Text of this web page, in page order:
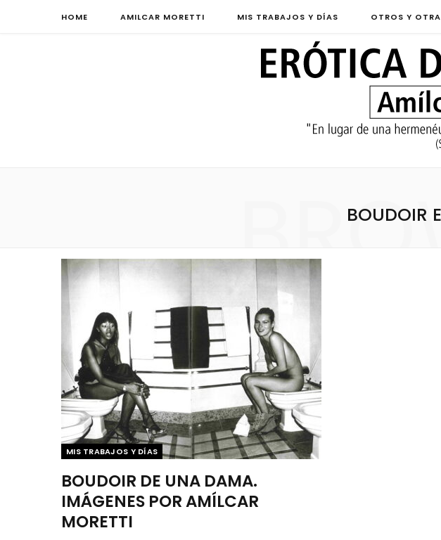
HOME AMILCAR MORETTI MIS TRABAJOS Y DÍAS OTROS Y
BOUDOIR
MIS TRABAJOS Y DÍAS
BOUDOIR DE UNA DAMA.
IMÁGENES POR AMÍLCAR
MORETTI